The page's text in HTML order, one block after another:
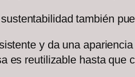
también
y da una
es reutilizable hasta que